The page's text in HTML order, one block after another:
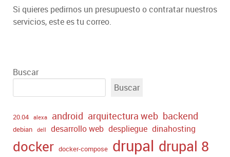
Si quieres pedirnos un presupuesto o contratar nuestros
servicios, este es tu correo.
Buscar
Buscar
20.04 alexa android arquitectura web backend
debian dell desarrollo web despliegue dinahosting
docker docker-compose drupal drupal 8